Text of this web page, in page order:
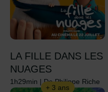
LA FILLE DANS LES
NUAGES
1h29min | De Philippe Riche
+ 3 ans